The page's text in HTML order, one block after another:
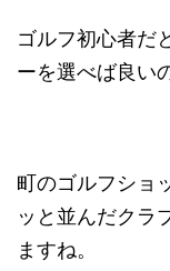
ゴルフ初心者だ
ーを選べば良い
町のゴルフショ
ッと並んだクラ
ますね。